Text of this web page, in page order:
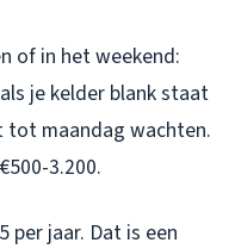
of in het weekend:
je kelder blank staat
maandag wachten.
3.200.
per jaar. Dat is een